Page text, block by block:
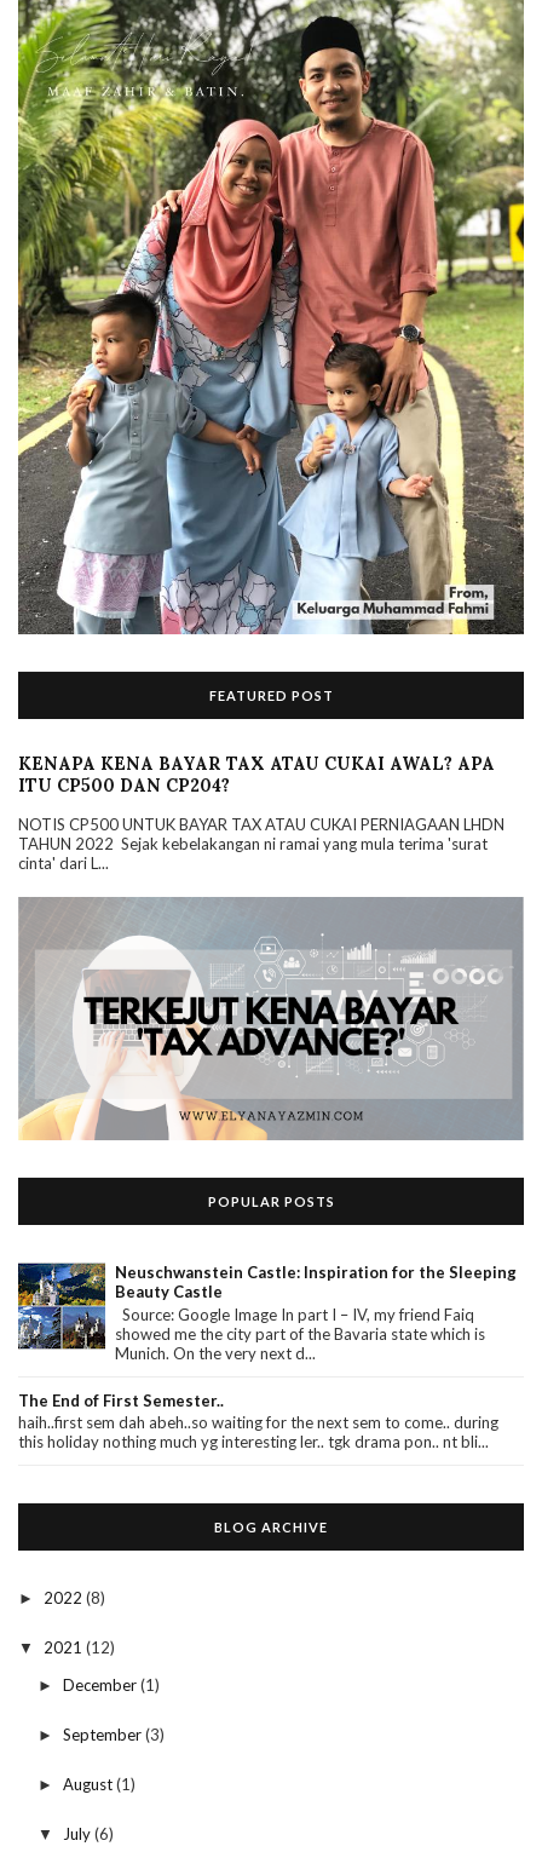
FEATURED POST
KENAPA KENA BAYAR TAX ATAU CUKAI AWAL? APA
ITU CP500 DAN CP204?
NOTIS CP500 UNTUK BAYAR TAX ATAU CUKAI PERNIAGAAN LHDN
TAHUN 2022 Sejak kebelakangan ni ramai yang mula terima 'surat
cinta' dari L...
POPULAR POSTS
Neuschwanstein Castle: Inspiration for the Sleeping
Beauty Castle
Source: Google Image In part I – IV, my friend Faiq
showed me the city part of the Bavaria state which is
Munich. On the very next d...
The End of First Semester..
haih..first sem dah abeh..so waiting for the next sem to come.. during
this holiday nothing much yg interesting ler.. tgk drama pon.. nt bli...
BLOG ARCHIVE
► 2022 (8)
▼ 2021 (12)
► December(1)
► September(3)
► August(1)
▼ July(6)